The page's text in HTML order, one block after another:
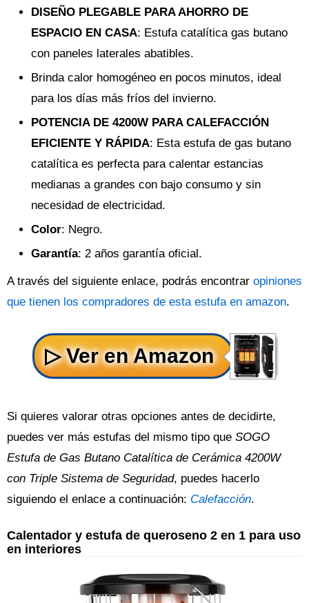
DISEÑO PLEGABLE PARA AHORRO DE
ESPACIO EN CASA: Estufa catalítica gas butano
con paneles laterales abatibles.
Brinda calor homogéneo en pocos minutos, ideal
para los días más fríos del invierno.
POTENCIA DE 4200W PARA CALEFACCIÓN
EFICIENTE Y RÁPIDA: Esta estufa de gas butano
catalítica es perfecta para calentar estancias
medianas a grandes con bajo consumo y sin
necesidad de electricidad.
Color: Negro.
Garantía: 2 años garantía oficial.
A través del siguiente enlace, podrás encontrar opiniones
que tienen los compradores de esta estufa en amazon.
Si quieres valorar otras opciones antes de decidirte,
puedes ver más estufas del mismo tipo que SOGO
Estufa de Gas Butano Catalítica de Cerámica 4200W
con Triple Sistema de Seguridad, puedes hacerlo
siguiendo el enlace a continuación: Calefacción.
Calentador y estufa de queroseno 2 en 1 para uso
en interiores